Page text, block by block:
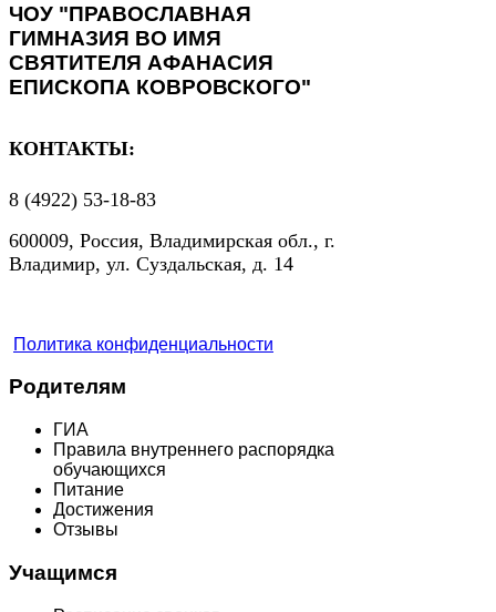
ЧОУ "ПРАВОСЛАВНАЯ
ГИМНАЗИЯ ВО ИМЯ
СВЯТИТЕЛЯ АФАНАСИЯ
ЕПИСКОПА КОВРОВСКОГО"
КОНТАКТЫ:
8 (4922) 53-18-83
600009, Россия, Владимирская обл., г.
Владимир, ул. Суздальская, д. 14
Политика конфиденциальности
Родителям
ГИА
Правила внутреннего распорядка
обучающихся
Питание
Достижения
Отзывы
Учащимся